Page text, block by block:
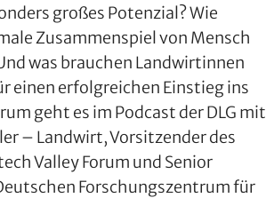
großes Potenzial? Wie
Zusammenspiel von Mensch
was brauchen Landwirtinnen
einen erfolgreichen Einstieg ins
geht es im Podcast der DLG mit
– Landwirt, Vorsitzender des
Valley Forum und Senior
Forschungszentrum für